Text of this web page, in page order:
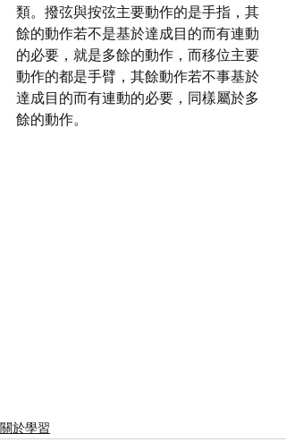
類。撥弦與按弦主要動作的是手指，其
餘的動作若不是基於達成目的而有連動
的必要，就是多餘的動作，而移位主要
動作的都是手臂，其餘動作若不事基於
達成目的而有連動的必要，同樣屬於多
餘的動作。
關於學習